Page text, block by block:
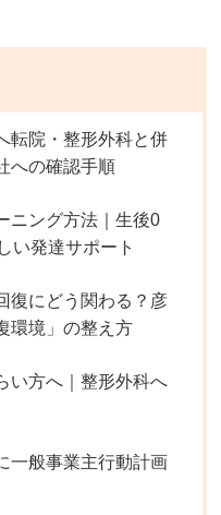
転院・整形外科と併
への確認手順
ニング方法｜生後0
い発達サポート
復にどう関わる？彦
環境」の整え方
い方へ｜整形外科へ
一般事業主行動計画